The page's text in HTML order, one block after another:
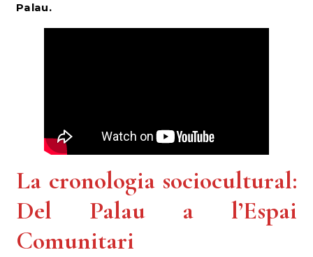
Palau.
La cronologia sociocultural:
Del Palau a l’Espai
Comunitari